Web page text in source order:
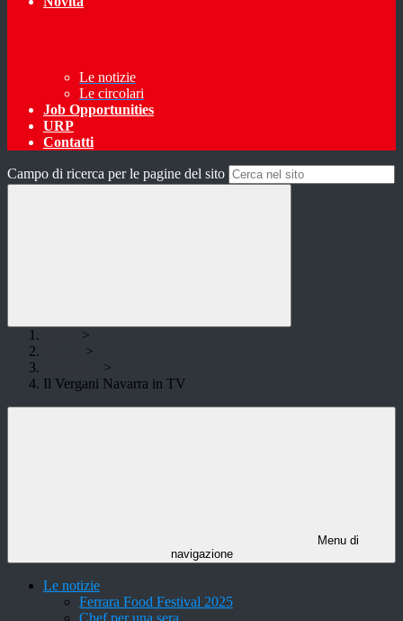
Le notizie
Le circolari
Job Opportunities
URP
Contatti
Campo di ricerca per le pagine del sito
>
>
>
Il Vergani Navarra in TV
Menu di
navigazione
Le notizie
Ferrara Food Festival 2025